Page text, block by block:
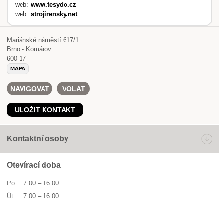
web: www.tesydo.cz
web: strojirensky.net
Mariánské náměstí 617/1
Brno - Komárov
600 17
MAPA
NAVIGOVAT VOLAT
ULOŽIT KONTAKT
Kontaktní osoby
Otevírací doba
Po 7:00 – 16:00
Út
7:00 – 16:00